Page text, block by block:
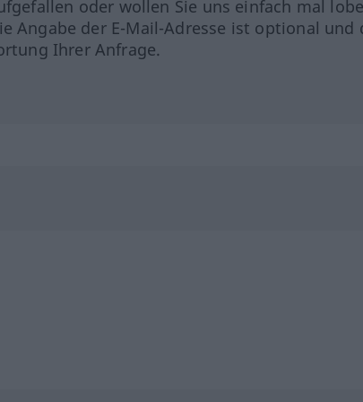
oder wollen Sie uns einfach mal
Angabe der E-Mail-Adresse ist optional und
Ihrer Anfrage.